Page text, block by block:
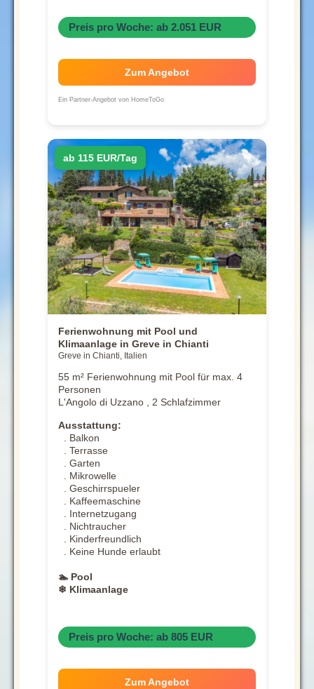
Preis pro Woche: ab 2.051 EUR
Zum Angebot
Ein Partner-Angebot von HomeToGo
ab 115 EUR/Tag
Ferienwohnung mit Pool und
Klimaanlage in Greve in Chianti
Greve in Chianti, Italien
55 m² Ferienwohnung mit Pool für max. 4
Personen
L'Angolo di Uzzano , 2 Schlafzimmer
Ausstattung:
. Balkon
. Terrasse
. Garten
. Mikrowelle
. Geschirrspueler
. Kaffeemaschine
. Internetzugang
. Nichtraucher
. Kinderfreundlich
. Keine Hunde erlaubt
🏊 Pool
❄ Klimaanlage
Preis pro Woche: ab 805 EUR
Zum Angebot